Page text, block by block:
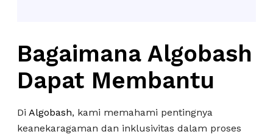
Bagaimana Algobash
Dapat Membantu
Di Algobash, kami memahami pentingnya
keanekaragaman dan inklusivitas dalam proses